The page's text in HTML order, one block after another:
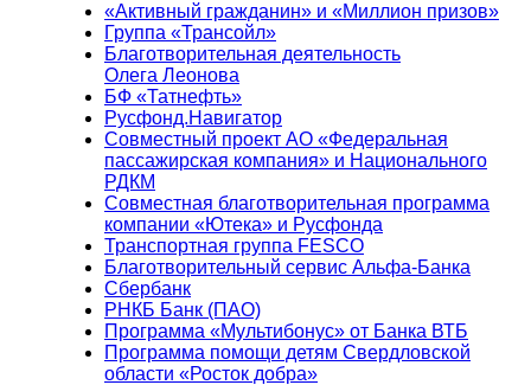
«Активный гражданин» и «Миллион призов»
Группа «Трансойл»
Благотворительная деятельность
Олега Леонова
БФ «Татнефть»
Русфонд.Навигатор
Совместный проект АО «Федеральная
пассажирская компания» и Национального
РДКМ
Совместная благотворительная программа
компании «Ютека» и Русфонда
Транспортная группа FESCO
Благотворительный сервис Альфа-Банка
Сбербанк
РНКБ Банк (ПАО)
Программа «Мультибонус» от Банка ВТБ
Программа помощи детям Свердловской
области «Росток добра»